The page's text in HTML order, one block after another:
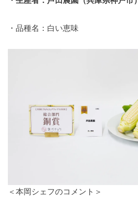
・品種名：白い恵味
＜本岡シェフのコメント＞